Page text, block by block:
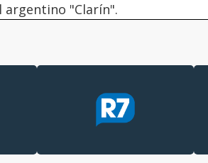
"Clarín".